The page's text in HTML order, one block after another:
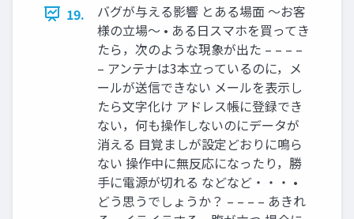
19.
バグが与える影響 とある場面 ～お客
様の立場～ • ある日スマホを買ってき
たら，次のような現象が出た – – – –
– アンテナは3本立っているのに，メ
ールが送信できない メールを表示し
たら文字化け アドレス帳に登録でき
ない，何も操作しないのにデータが
消える 目覚ましが設定どおりに鳴ら
ない 操作中に無反応になったり，勝
手に電源が切れる などなど・・・ •
どう思うでしょうか？ – – – – あきれ